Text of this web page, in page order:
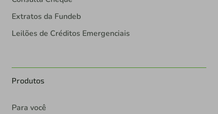
Extratos da Fundeb
Leilões de Créditos Emergenciais
Produtos
Para você